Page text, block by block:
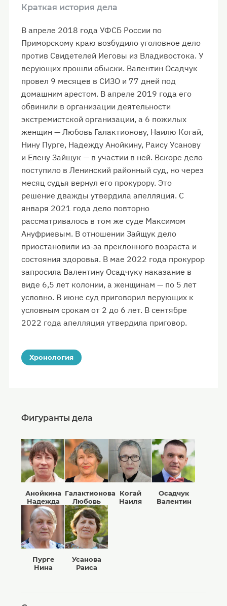
Краткая история дела
В апреле 2018 года УФСБ России по
Приморскому краю возбудило уголовное дело
против Свидетелей Иеговы из Владивостока. У
верующих прошли обыски. Валентин Осадчук
провел 9 месяцев в СИЗО и 77 дней под
домашним арестом. В апреле 2019 года его
обвинили в организации деятельности
экстремистской организации, а 6 пожилых
женщин — Любовь Галактионову, Наилю Когай,
Нину Пурге, Надежду Анойкину, Раису Усанову
и Елену Зайщук — в участии в ней. Вскоре дело
поступило в Ленинский районный суд, но через
месяц судья вернул его прокурору. Это
решение дважды утвердила апелляция. С
января 2021 года дело повторно
рассматривалось в том же суде Максимом
Ануфриевым. В отношении Зайщук дело
приостановили из-за преклонного возраста и
состояния здоровья. В мае 2022 года прокурор
запросила Валентину Осадчуку наказание в
виде 6,5 лет колонии, а женщинам — по 5 лет
условно. В июне суд приговорил верующих к
условным срокам от 2 до 6 лет. В сентябре
2022 года апелляция утвердила приговор.
Хронология
Фигуранты дела
Анойкина
Надежда
Галактионова
Любовь
Когай
Наиля
Осадчук
Валентин
Пурге
Нина
Усанова
Раиса